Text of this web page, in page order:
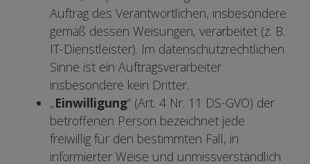
Auftrag des Verantwortlichen, insbesondere
gemäß dessen Weisungen, verarbeitet (z. B.
IT-Dienstleister). Im datenschutzrechtlichen
Sinne ist ein Auftragsverarbeiter
insbesondere kein Dritter.
„Einwilligung“ (Art. 4 Nr. 11 DS-GVO) der
betroffenen Person bezeichnet jede
freiwillig für den bestimmten Fall, in
informierter Weise und unmissverständlich